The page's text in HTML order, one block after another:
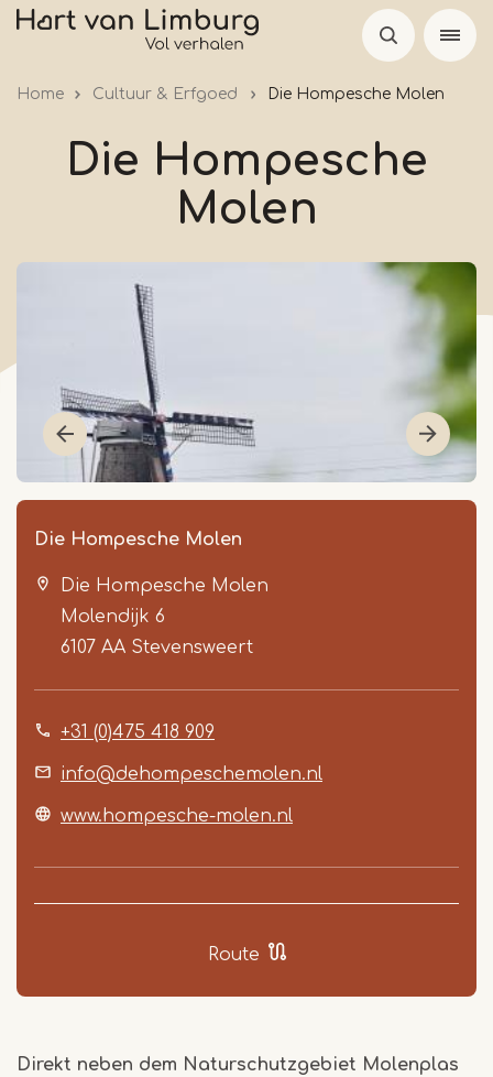
Skip
Home Cultuur & Erfgoed Die Hompesche Molen
Die Hompesche
Molen
Die Hompesche Molen
Die Hompesche Molen
Molendijk 6
6107 AA Stevensweert
+31 (0)475 418 909
info@dehompeschemolen.nl
www.hompesche-molen.nl
Route
Item
Direkt neben dem Naturschutzgebiet Molenplas